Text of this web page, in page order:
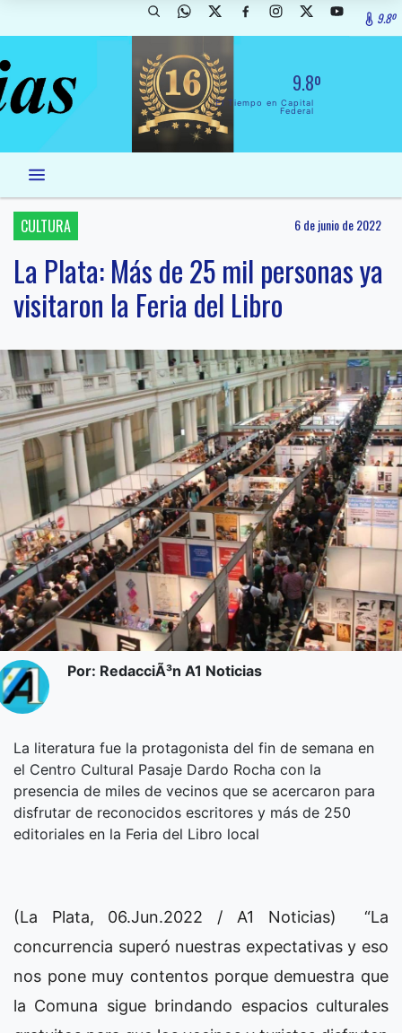
9.8º
9.8º
El Tiempo en Capital
Federal
CULTURA 6 de junio de 2022
La Plata: Más de 25 mil personas ya
visitaron la Feria del Libro
Por: RedacciÃ³n A1 Noticias
La literatura fue la protagonista del fin de semana en
el Centro Cultural Pasaje Dardo Rocha con la
presencia de miles de vecinos que se acercaron para
disfrutar de reconocidos escritores y más de 250
editoriales en la Feria del Libro local
(La Plata, 06.Jun.2022 / A1 Noticias) “La
concurrencia superó nuestras expectativas y eso
nos pone muy contentos porque demuestra que
la Comuna sigue brindando espacios culturales